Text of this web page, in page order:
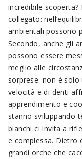
incredibile
collegato:
ambientali possono
Secondo, anche gli
possono essere
meglio alle
sorprese: non è
velocità e di denti
apprendimento e
stanno sviluppando
bianchi ci invita a
e complessa. Dietro
grandi orche che